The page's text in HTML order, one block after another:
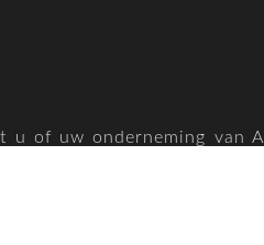
u of uw onderneming van A